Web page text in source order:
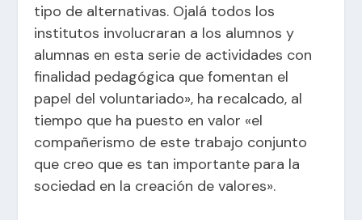
tipo de alternativas. Ojalá todos los
institutos involucraran a los alumnos y
alumnas en esta serie de actividades con
finalidad pedagógica que fomentan el
papel del voluntariado», ha recalcado, al
tiempo que ha puesto en valor «el
compañerismo de este trabajo conjunto
que creo que es tan importante para la
sociedad en la creación de valores».